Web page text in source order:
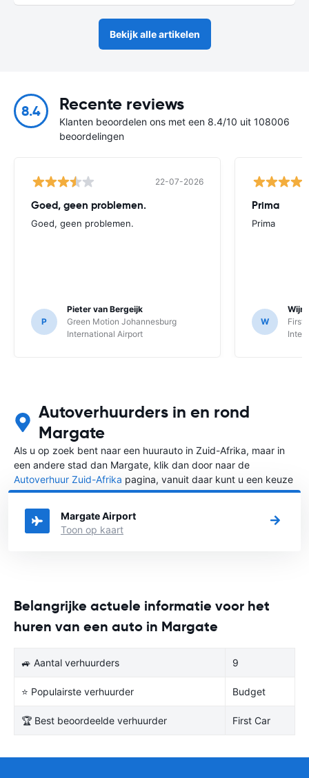
Bekijk alle artikelen
8.4 Recente reviews
Klanten beoordelen ons met een 8.4/10 uit 108006
beoordelingen
22-07-2026
Goed, geen problemen.
Goed, geen problemen.
P
Pieter van Bergeijk
Green Motion Johannesburg
International Airport
Prima
Prima
W
First
Autoverhuurders in en rond
Margate
Als u op zoek bent naar een huurauto in Zuid-Afrika, maar in
een andere stad dan Margate, klik dan door naar de
Autoverhuur Zuid-Afrika pagina, vanuit daar kunt u een keuze
maken in welke stad in Zuid-Afrika u een auto huren wilt.
Margate Airport
Toon op kaart
Belangrijke actuele informatie voor het
huren van een auto in Margate
🚙 Aantal verhuurders 9
⭐ Populairste verhuurder Budget
🏆 Best beoordeelde verhuurder First Car